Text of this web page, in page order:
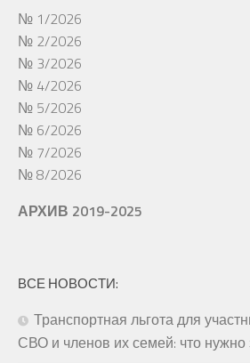
№ 1/2026
№ 2/2026
№ 3/2026
№ 4/2026
№ 5/2026
№ 6/2026
№ 7/2026
№ 8/2026
АРХИВ 2019-2025
ВСЕ НОВОСТИ:
Транспортная льгота для
СВО и членов их семей: что нужно